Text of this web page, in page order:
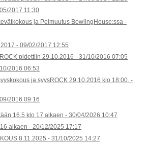
2017 11:30
ja Pelmuutus BowlingHouse:ssa -
- 09/02/2017 12:55
pidettiin 29.10.2016 - 31/10/2016 07:05
2016 06:53
ja syysROCK 29.10.2016 klo 18:00. -
2016 09:16
16.5 klo 17 alkaen - 30/04/2026 10:47
alkaen - 20/12/2025 17:17
8.11.2025 - 31/10/2025 14:27